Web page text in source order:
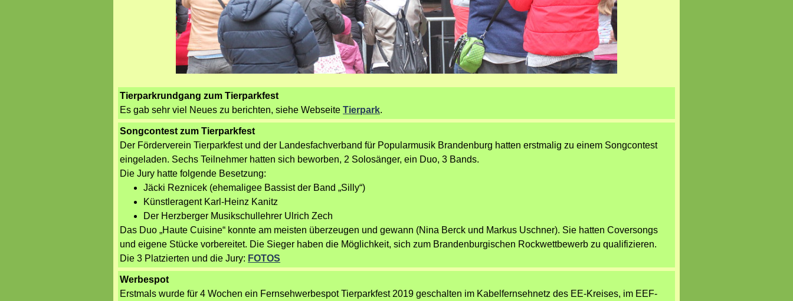
Tierparkrundgang zum Tierparkfest
Es gab sehr viel Neues zu berichten, siehe WebseiteTierpark.
Songcontest zum Tierparkfest
Der Förderverein Tierparkfest und der Landesfachverband für Popularmusik Brandenburg hatten erstmalig zu einem Songcontest
eingeladen. Sechs Teilnehmer hatten sich beworben, 2 Solosänger, ein Duo, 3 Bands.
Die Jury hatte folgende Besetzung:
Jäcki Reznicek (ehemaligee Bassist der Band „Silly“)
Künstleragent Karl-Heinz Kanitz
Der Herzberger Musikschullehrer Ulrich Zech
Das Duo „Haute Cuisine“ konnte am meisten überzeugen und gewann (Nina Berck und Markus Uschner). Sie hatten Coversongs
und eigene Stücke vorbereitet. Die Sieger haben die Möglichkeit, sich zum Brandenburgischen Rockwettbewerb zu qualifizieren.
Die 3 Platzierten und die Jury: FOTOS
Werbespot
Erstmals wurde für 4 Wochen ein Fernsehwerbespot Tierparkfest 2019 geschalten im Kabelfernsehnetz des EE-Kreises, im EEF-